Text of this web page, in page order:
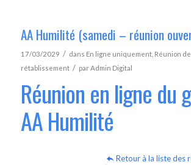
AA Humilité (samedi – réunion
17/03/2029 / dans En ligne uniquement, Réunion de
rétablissement / parAdmin Digital
Réunion en ligne du
AA Humilité
Retour à la liste des